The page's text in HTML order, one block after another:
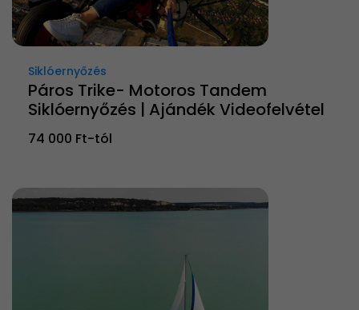
Siklóernyőzés
Páros Trike- Motoros Tandem
Siklóernyőzés | Ajándék Videofelvétel
74 000 Ft-tól